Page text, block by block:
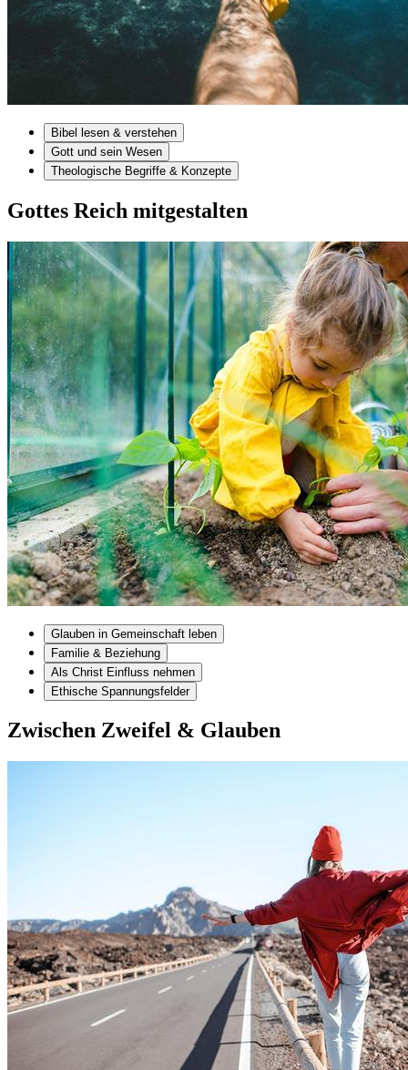
Bibel lesen & verstehen
Gott und sein Wesen
Theologische Begriffe & Konzepte
Gottes Reich mitgestalten
Glauben in Gemeinschaft leben
Familie & Beziehung
Als Christ Einfluss nehmen
Ethische Spannungsfelder
Zwischen Zweifel & Glauben